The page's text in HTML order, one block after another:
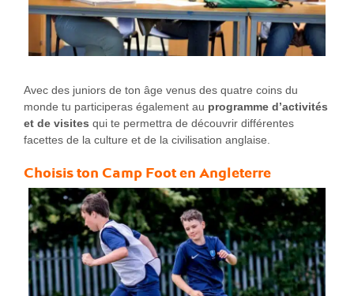
Avec des juniors de ton âge venus des quatre coins du
monde tu participeras également au programme d’activités
et de visites qui te permettra de découvrir différentes
facettes de la culture et de la civilisation anglaise.
Choisis ton Camp Foot en Angleterre